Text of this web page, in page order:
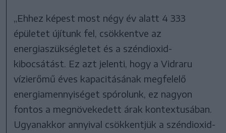
„Ehhez képest most négy év alatt 4 333
épületet újítunk fel, csökkentve az
energiaszükségletet és a széndioxid-
kibocsátást. Ez azt jelenti, hogy a Vidraru
vízierőmű éves kapacitásának megfelelő
energiamennyiséget spórolunk, ez nagyon
fontos a megnövekedett árak kontextusában.
Ugyanakkor annyival csökkentjük a széndioxid-